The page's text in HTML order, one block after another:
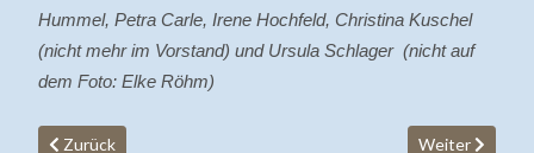
Hummel, Petra Carle, Irene Hochfeld, Christina Kuschel
(nicht mehr im Vorstand) und Ursula Schlager (nicht auf
dem Foto: Elke Röhm)
Vorheriger Beitrag: Neue Ehrenamtliche Begleiter für die
Zurück Nächster
Weiter